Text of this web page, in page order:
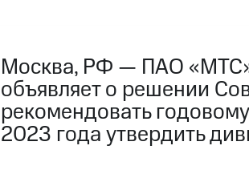
Москва, РФ — ПАО «МТС»
объявляет о решении
рекомендовать
2023 года утвердить